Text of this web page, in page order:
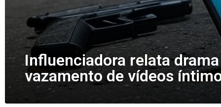
Influenciadora relata
vazamento de vídeos